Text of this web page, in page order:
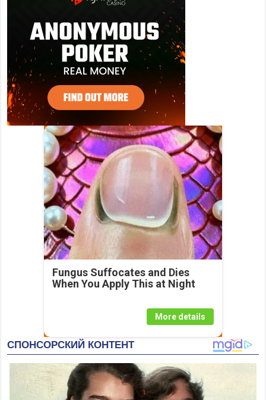
Fungus Suffocates and Dies
When You Apply This at Night
More details